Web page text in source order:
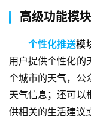
高级功能模块
个性化推送模
用户提供个性化的
个城市的天气，公
天气信息；还可以
供相关的生活建议